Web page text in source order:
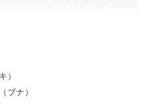
）
ブナ）